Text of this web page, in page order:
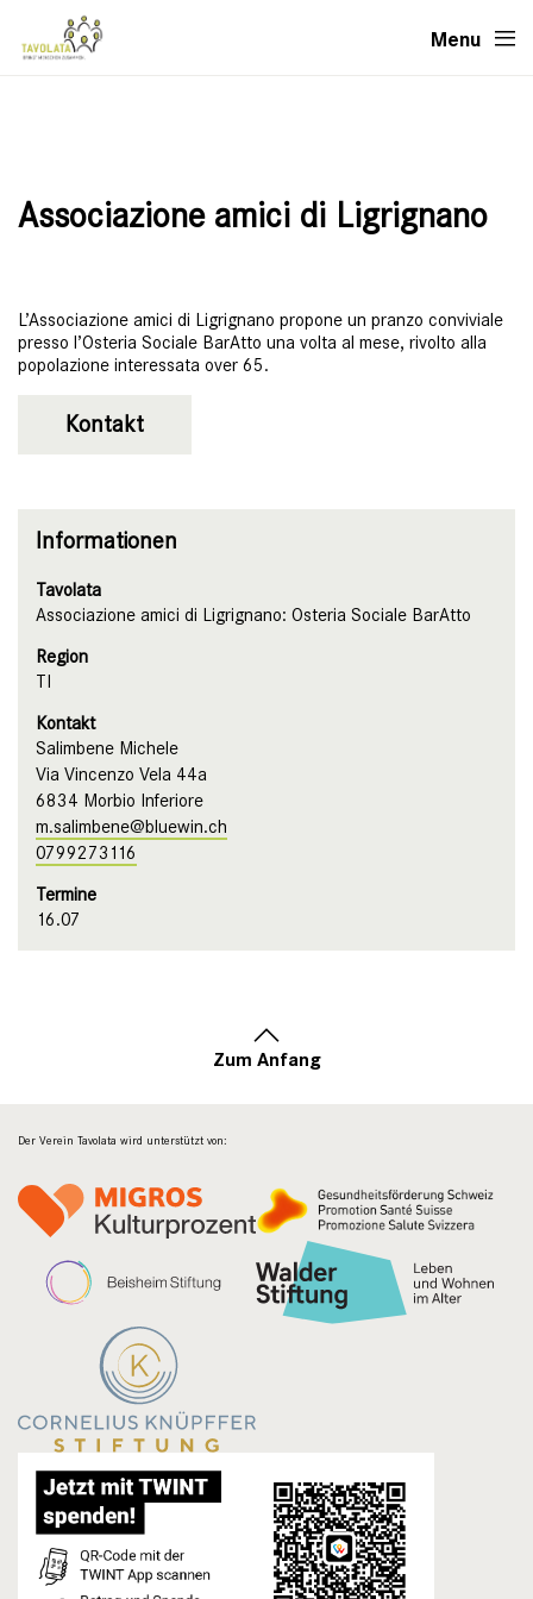
Menu
Associazione amici di Ligrignano
L’Associazione amici di Ligrignano propone un pranzo conviviale
presso l’Osteria Sociale BarAtto una volta al mese, rivolto alla
popolazione interessata over 65.
Kontakt
Informationen
Tavolata
Associazione amici di Ligrignano: Osteria Sociale BarAtto
Region
TI
Kontakt
Salimbene Michele
Via Vincenzo Vela 44a
6834 Morbio Inferiore
m.salimbene@bluewin.ch
0799273116
Termine
16.07
Zum Anfang
Der Verein Tavolata wird unterstützt von: